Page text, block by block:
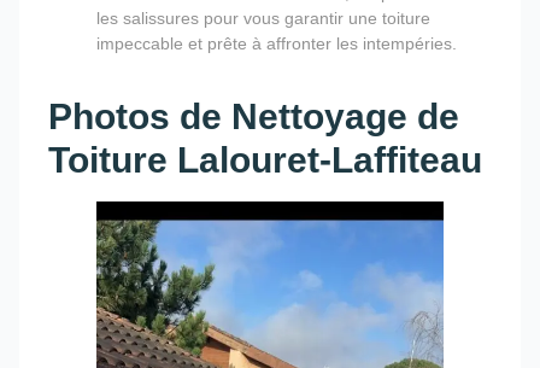
les salissures pour vous garantir une toiture
impeccable et prête à affronter les intempéries.
Photos de Nettoyage de
Toiture Lalouret-Laffiteau